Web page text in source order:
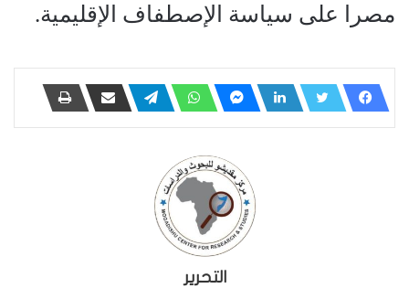
مصرا على سياسة الإصطفاف الإقليمية.
التحرير